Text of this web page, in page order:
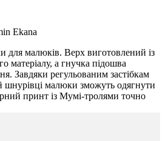
Ekana
для малюків. Верх виготовлений із
матеріалу, а гнучка підошва
Завдяки регульованим застібкам
шнурівці малюки зможуть одягнути
принт із Мумі-тролями точно